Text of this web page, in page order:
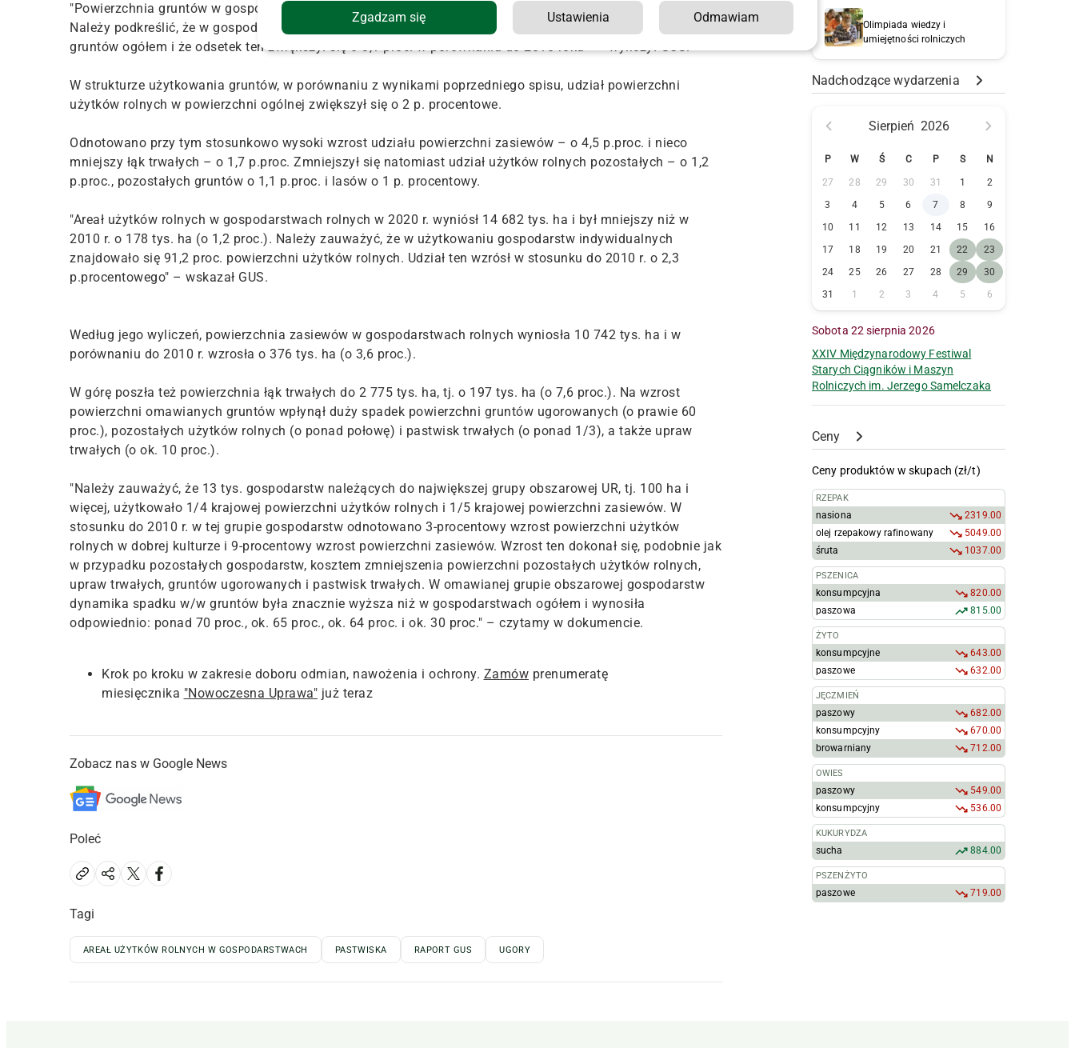
"Powierzchnia gruntów w gospodarstwach indywidualnych zmniejszyła się o 23,8 tys. ha, tj. o 0,2 proc.
Należy podkreślić, że w gospodarstwach indywidualnych znajdowało się 91,4 proc. krajowej powierzchni
gruntów ogółem i że odsetek ten zwiększył się o 3,1 proc. w porównaniu do 2010 roku" – wyliczył GUS.
W strukturze użytkowania gruntów, w porównaniu z wynikami poprzedniego spisu, udział powierzchni
użytków rolnych w powierzchni ogólnej zwiększył się o 2 p. procentowe.
Odnotowano przy tym stosunkowo wysoki wzrost udziału powierzchni zasiewów – o 4,5 p.proc. i nieco
mniejszy łąk trwałych – o 1,7 p.proc. Zmniejszył się natomiast udział użytków rolnych pozostałych – o 1,2
p.proc., pozostałych gruntów o 1,1 p.proc. i lasów o 1 p. procentowy.
"Areał użytków rolnych w gospodarstwach rolnych w 2020 r. wyniósł 14 682 tys. ha i był mniejszy niż w
2010 r. o 178 tys. ha (o 1,2 proc.). Należy zauważyć, że w użytkowaniu gospodarstw indywidualnych
znajdowało się 91,2 proc. powierzchni użytków rolnych. Udział ten wzrósł w stosunku do 2010 r. o 2,3
p.procentowego" – wskazał GUS.
Według jego wyliczeń, powierzchnia zasiewów w gospodarstwach rolnych wyniosła 10 742 tys. ha i w
porównaniu do 2010 r. wzrosła o 376 tys. ha (o 3,6 proc.).
W górę poszła też powierzchnia łąk trwałych do 2 775 tys. ha, tj. o 197 tys. ha (o 7,6 proc.). Na wzrost
powierzchni omawianych gruntów wpłynął duży spadek powierzchni gruntów ugorowanych (o prawie 60
proc.), pozostałych użytków rolnych (o ponad połowę) i pastwisk trwałych (o ponad 1/3), a także upraw
trwałych (o ok. 10 proc.).
"Należy zauważyć, że 13 tys. gospodarstw należących do największej grupy obszarowej UR, tj. 100 ha i
więcej, użytkowało 1/4 krajowej powierzchni użytków rolnych i 1/5 krajowej powierzchni zasiewów. W
stosunku do 2010 r. w tej grupie gospodarstw odnotowano 3-procentowy wzrost powierzchni użytków
rolnych w dobrej kulturze i 9-procentowy wzrost powierzchni zasiewów. Wzrost ten dokonał się, podobnie jak
w przypadku pozostałych gospodarstw, kosztem zmniejszenia powierzchni pozostałych użytków rolnych,
upraw trwałych, gruntów ugorowanych i pastwisk trwałych. W omawianej grupie obszarowej gospodarstw
dynamika spadku w/w gruntów była znacznie wyższa niż w gospodarstwach ogółem i wynosiła
odpowiednio: ponad 70 proc., ok. 65 proc., ok. 64 proc. i ok. 30 proc." – czytamy w dokumencie.
Krok po kroku w zakresie doboru odmian, nawożenia i ochrony. Zamów prenumeratę
miesięcznika "Nowoczesna Uprawa" już teraz
Zobacz nas w Google News
Poleć
Tagi
AREAŁ UŻYTKÓW ROLNYCH W GOSPODARSTWACH PASTWISKA RAPORT GUS UGORY
Olimpiada wiedzy i
umiejętności rolniczych
Nadchodzące wydarzenia
Sierpień 2026
P W Ś C P S N
27 28 29 30 31 1
2
3
4 5 6 7 8
9
10
11 12 13 14 15
16
17
18 19 20 21 22
23
24
25 26 27 28 29
30
31
1 2 3 4 5 6
Sobota 22 sierpnia 2026
XXIV Międzynarodowy Festiwal
Starych Ciągników i Maszyn
Rolniczych im. Jerzego Samelczaka
Ceny
Ceny produktów w skupach (zł/t)
RZEPAK
nasiona
2319.00
olej rzepakowy rafinowany
5049.00
śruta
1037.00
PSZENICA
konsumpcyjna
820.00
paszowa
815.00
ŻYTO
konsumpcyjne
643.00
paszowe
632.00
JĘCZMIEŃ
paszowy
682.00
konsumpcyjny
670.00
browarniany
712.00
OWIES
paszowy
549.00
konsumpcyjny
536.00
KUKURYDZA
sucha 884.00
PSZENŻYTO
paszowe 719.00
Zgadzam się Ustawienia Odmawiam